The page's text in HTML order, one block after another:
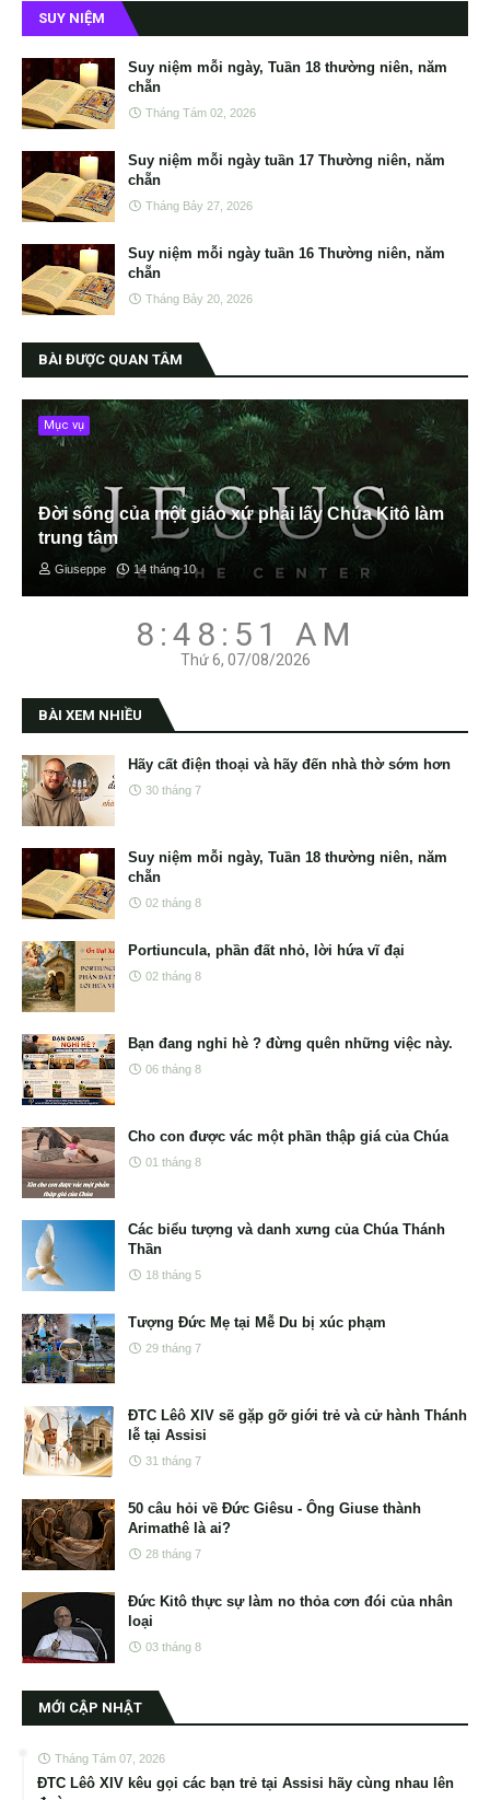
SUY NIỆM
Suy niệm mỗi ngày, Tuần 18 thường niên, năm
chẵn
Tháng Tám 02, 2026
Suy niệm mỗi ngày tuần 17 Thường niên, năm
chẵn
Tháng Bảy 27, 2026
Suy niệm mỗi ngày tuần 16 Thường niên, năm
chẵn
Tháng Bảy 20, 2026
BÀI ĐƯỢC QUAN TÂM
Mục vụ
Đời sống của một giáo xứ phải lấy Chúa Kitô làm
trung tâm
Giuseppe 14 tháng 10
8:48:52 AM
Thứ 6, 07/08/2026
BÀI XEM NHIỀU
Hãy cất điện thoại và hãy đến nhà thờ sớm hơn
30 tháng 7
Suy niệm mỗi ngày, Tuần 18 thường niên, năm
chẵn
02 tháng 8
Portiuncula, phần đất nhỏ, lời hứa vĩ đại
02 tháng 8
Bạn đang nghỉ hè ? đừng quên những việc này.
06 tháng 8
Cho con được vác một phần thập giá của Chúa
01 tháng 8
Các biểu tượng và danh xưng của Chúa Thánh
Thần
18 tháng 5
Tượng Đức Mẹ tại Mễ Du bị xúc phạm
29 tháng 7
ĐTC Lêô XIV sẽ gặp gỡ giới trẻ và cử hành Thánh
lễ tại Assisi
31 tháng 7
50 câu hỏi về Đức Giêsu - Ông Giuse thành
Arimathê là ai?
28 tháng 7
Đức Kitô thực sự làm no thỏa cơn đói của nhân
loại
03 tháng 8
MỚI CẬP NHẬT
Tháng Tám 07, 2026
ĐTC Lêô XIV kêu gọi các bạn trẻ tại Assisi hãy cùng nhau lên